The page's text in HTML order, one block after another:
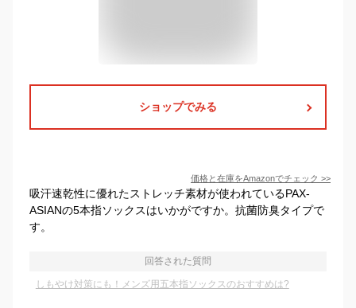
ショップでみる
価格と在庫をAmazonでチェック >>
吸汗速乾性に優れたストレッチ素材が使われているPAX-
ASIANの5本指ソックスはいかがですか。抗菌防臭タイプで
す。
回答された質問
しもやけ対策にも！メンズ用五本指ソックスのおすすめは?